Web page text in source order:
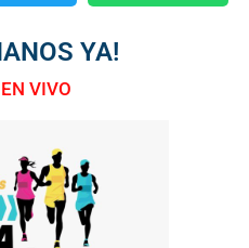
YA!
VIVO